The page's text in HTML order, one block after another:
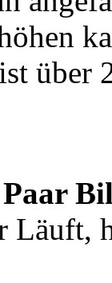
über
Läuft,